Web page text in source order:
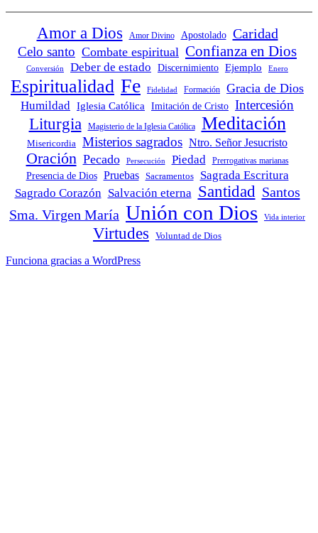
Amor a Dios Amor Divino Apostolado Caridad
Celo santo Combate espiritual Confianza en Dios
Conversión Deber de estado Discernimiento Ejemplo Enero
Espiritualidad Fe Fidelidad Formación
Gracia de Dios
Humildad
Iglesia Católica Imitación de Cristo Intercesión
Liturgia Magisterio de la Iglesia Católica Meditación
Misericordia Misterios sagrados Ntro. Señor Jesucristo
Oración Pecado Persecución Piedad Prerrogativas marianas
Presencia de Dios Pruebas Sacramentos Sagrada Escritura
Sagrado Corazón Salvación eterna Santidad Santos
Sma. Virgen María Unión con Dios Vida interior
Virtudes Voluntad de Dios
Funciona gracias a WordPress